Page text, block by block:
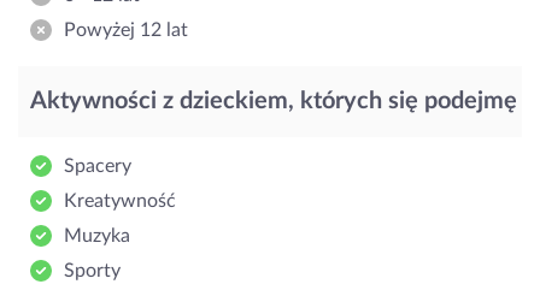
Powyżej 12 lat
Aktywności z dzieckiem, których się podejmę
Spacery
Kreatywność
Muzyka
Sporty